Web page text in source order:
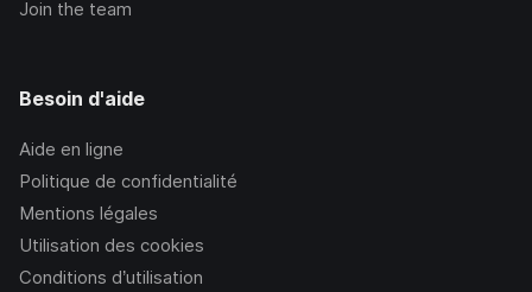
Join the team
Besoin d'aide
Aide en ligne
Politique de confidentialité
Mentions légales
Utilisation des cookies
Conditions d’utilisation